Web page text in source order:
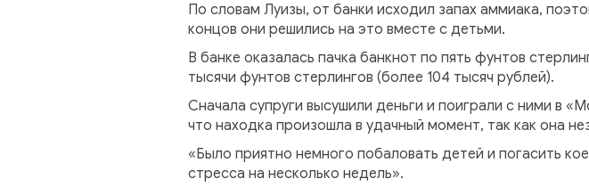
По словам Луизы, от банки исходил запах аммиака,
концов они решились на это вместе с детьми.
В банке оказалась пачка банкнот по пять фунтов
тысячи фунтов стерлингов (более 104 тысяч рублей).
Сначала супруги высушили деньги и поиграли с ними в
что находка произошла в удачный момент, так как она
«Было приятно немного побаловать детей и погасить
стресса на несколько недель».